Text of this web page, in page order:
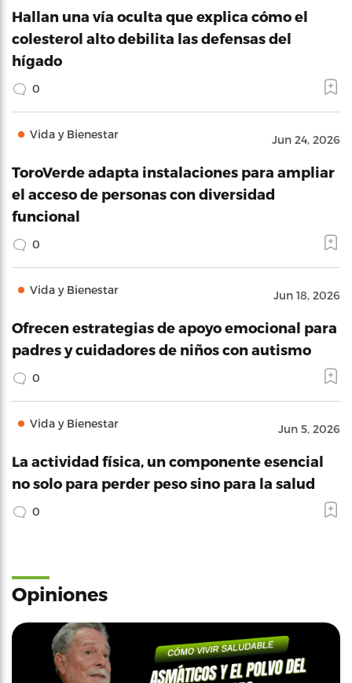
Hallan una vía oculta que explica cómo el
colesterol alto debilita las defensas del
hígado
0
Vida y Bienestar Jun 24, 2026
ToroVerde adapta instalaciones para ampliar
el acceso de personas con diversidad
funcional
0
Vida y Bienestar Jun 18, 2026
Ofrecen estrategias de apoyo emocional para
padres y cuidadores de niños con autismo
0
Vida y Bienestar Jun 5, 2026
La actividad física, un componente esencial
no solo para perder peso sino para la salud
0
Opiniones